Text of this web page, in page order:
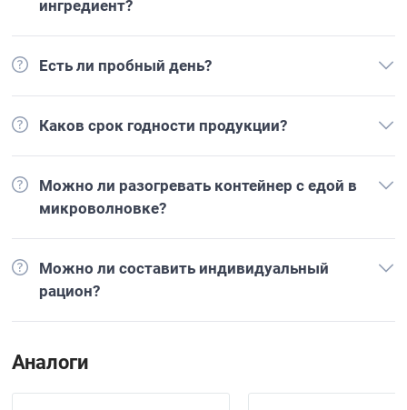
ингредиент?
Есть ли пробный день?
Каков срок годности продукции?
Можно ли разогревать контейнер с едой в
микроволновке?
Можно ли составить индивидуальный
рацион?
Аналоги